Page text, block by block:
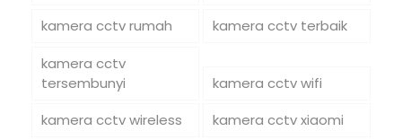
kamera cctv rumah
kamera cctv terbaik
kamera cctv
tersembunyi
kamera cctv wifi
kamera cctv wireless
kamera cctv xiaomi